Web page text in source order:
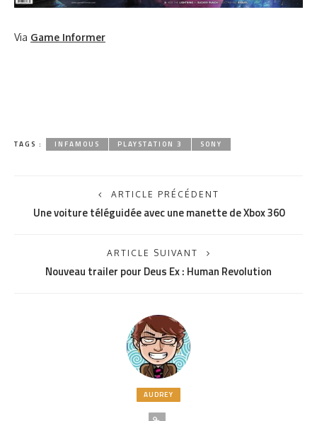
Via Game Informer
TAGS : INFAMOUS PLAYSTATION 3 SONY
ARTICLE PRÉCÉDENT
Une voiture téléguidée avec une manette de Xbox 360
ARTICLE SUIVANT
Nouveau trailer pour Deus Ex : Human Revolution
AUDREY